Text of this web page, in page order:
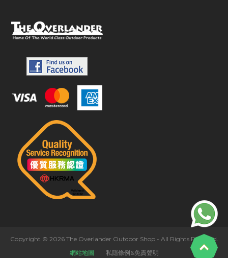
Copyright © 2026 The Overlander Outdoor Shop - All Rights Reserved.
網站地圖
私隱條例&免責聲明